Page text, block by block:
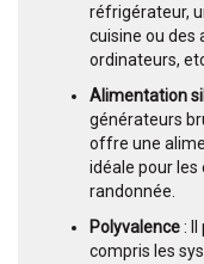
réfrigérateur,
cuisine ou des
ordinateurs,
Alimentation
générateurs
offre une
idéale pour
randonnée.
Polyvalence:
compris les